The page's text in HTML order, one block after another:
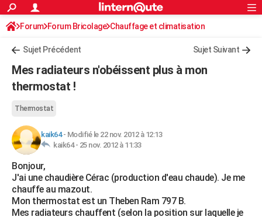
ACTUALITÉS
Politique
Société
Faits Divers
Education
Monde
Villes
+
Programme TV
TNTStreaming
Cinéma
Sorties cinéma
Musique
+FINANCE
Retraite
Impôts
Epargne
Immobilier
Risques naturels par ville
Banque
Assurance
Crédit
AUTO
Essais
Réserver un essai
Citadines
Berlines
SUV
Forum auto
HIGH-TECH
Mobiles
Meilleur smartphone
Internet
Ordinateurs
Jeux vidéo
Guide high-tech
BRICOLAGE
Forum
Aménagement intérieur
Extérieur
Cuisine
Salle de bains
Jardinage
Rangement
WEEK-END
Guides de France
Escapades
Patrimoine
Expositions
Musées
Week-end nature
LIFESTYLE
Rechercher
S'inscrire
Connexion
Forum Forum Bricolage Chauffage et climatisation
Sujet Précédent Sujet Suivant
Mes radiateurs n'obéissent plus à mon
thermostat !
Thermostat
kaik64- Modifié le 22 nov. 2012 à 12:13
kaik64 - 25 nov. 2012 à 11:33
Bonjour,
J'ai une chaudière Cérac (production d'eau chaude). Je me
chauffe au mazout.
Mon thermostat est un Theben Ram 797 B.
Mes radiateurs chauffent (selon la position sur laquelle je